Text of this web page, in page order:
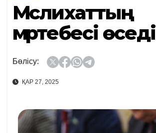
Мәслихаттың
мәртебесі өседі
Бөлісу:
ҚАР 27, 2025